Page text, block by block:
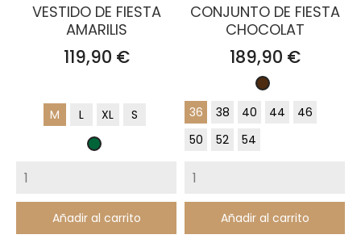
VESTIDO DE FIESTA
AMARILIS
Precio
119,90 €
M L XL
S
Verde
Añadir al carrito
CONJUNTO DE FIESTA
CHOCOLAT
Precio
189,90 €
Marrón
Chocolate
36 38 40 44
46
50
52 54
Añadir al carrito